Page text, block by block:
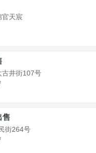
官天宸
古井街107号
售
街264号